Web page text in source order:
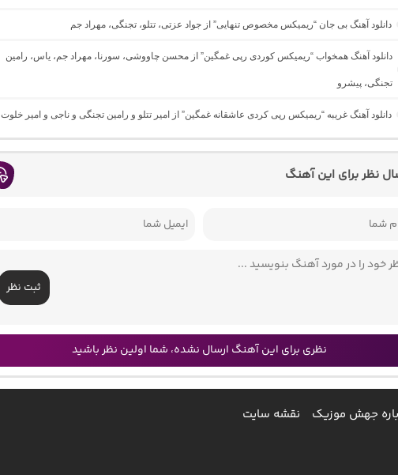
دانلود آهنگ بی جان “ریمیکس مخصوص تنهایی” از جواد عزتی، تتلو، تجنگی، مهراد جم
دانلود آهنگ همخواب “ریمیکس کوردی رپی غمگین” از محسن چاووشی، سورنا، مهراد جم، یاس، رامین
تجنگی، پیشرو
دانلود آهنگ غریبه “ریمیکس رپی کردی عاشقانه غمگین” از امیر تتلو و رامین تجنگی و ناجی و امیر خلوت
نظر برای این آهنگ
ثبت نظر
نظری برای این آهنگ ارسال نشده، شما اولین نظر باشید
جهش موزیک نقشه سایت